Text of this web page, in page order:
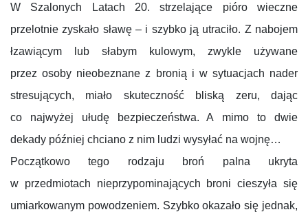
W Szalonych Latach 20. strzelające pióro wieczne
przelotnie zyskało sławę – i szybko ją utraciło. Z nabojem
łzawiącym lub słabym kulowym, zwykle używane
przez osoby nieobeznane z bronią i w sytuacjach nader
stresujących, miało skuteczność bliską zeru, dając
co najwyżej ułudę bezpieczeństwa. A mimo to dwie
dekady później chciano z nim ludzi wysyłać na wojnę…
Początkowo tego rodzaju broń palna ukryta
w przedmiotach nieprzypominających broni cieszyła się
umiarkowanym powodzeniem. Szybko okazało się jednak,